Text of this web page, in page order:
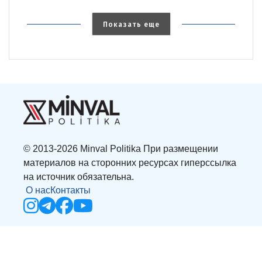
Показать еще
© 2013-2026 Minval Politika При размещении
материалов на сторонних ресурсах гиперссылка
на источник обязательна.
О насКонтакты